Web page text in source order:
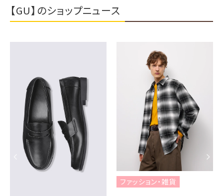
【GU】のショップニュース
ファッション・雑貨